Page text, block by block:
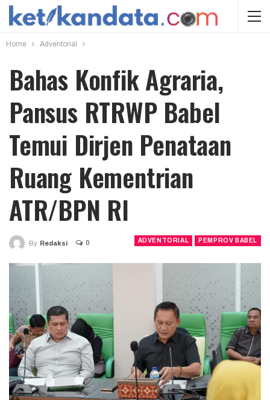
Home Adventorial
Bahas Konfik Agraria,
Pansus RTRWP Babel
Temui Dirjen Penataan
Ruang Kementrian
ATR/BPN RI
ADVENTORIAL PEMPROV BABEL
By Redaksi 0